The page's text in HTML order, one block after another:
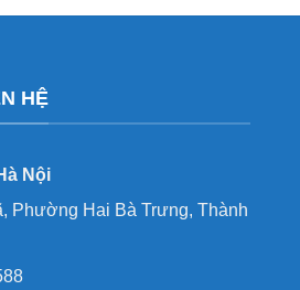
HỆ
Nội
Phường Hai Bà Trưng, Thành